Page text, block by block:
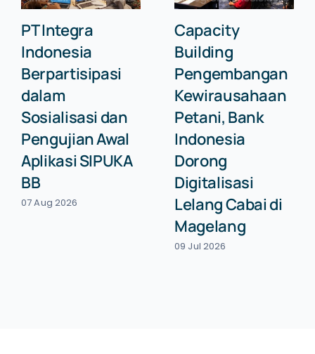
PT Integra
Indonesia
Berpartisipasi
dalam
Sosialisasi dan
Pengujian Awal
Aplikasi SIPUKA
BB
07 Aug 2026
Capacity
Building
Pengembangan
Kewirausahaan
Petani, Bank
Indonesia
Dorong
Digitalisasi
Lelang Cabai di
Magelang
09 Jul 2026